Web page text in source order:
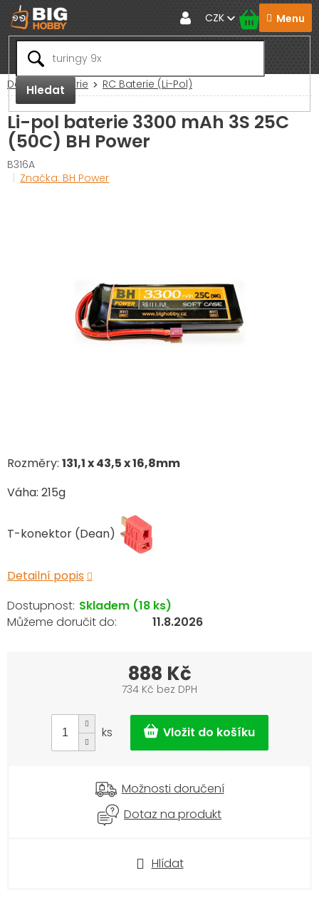
Přejít
na
obsah
Hledat
CZK
Domů Baterie RC Baterie (Li-Pol)
Li-pol baterie 3300 mAh 3S 25C
(50C) BH Power
B316A
Značka: BH Power
Rozměry: 131,1 x 43,5 x 16,8mm
Váha: 215g
T-konektor (Dean)
Detailní popis
Hlídat
Skladem (18 ks)
11.8.2026
888 Kč
734 Kč bez DPH
cena:
ks
Možnosti doručení
Dotaz na produkt